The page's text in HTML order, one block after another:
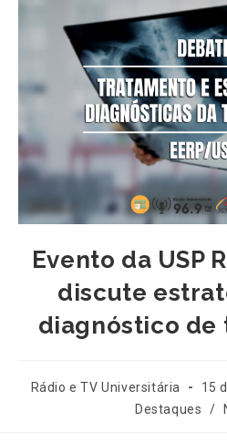
Evento da USP
discute
diagnóstico de
Rádio e TV Universitária
15
Destaques
/